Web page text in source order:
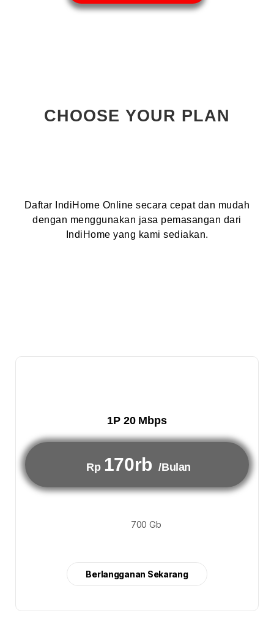
CHOOSE YOUR PLAN
Daftar IndiHome Online secara cepat dan mudah
dengan menggunakan jasa pemasangan dari
IndiHome yang kami sediakan.
1P 20 Mbps
Rp 170rb /Bulan
700 Gb
Berlangganan Sekarang